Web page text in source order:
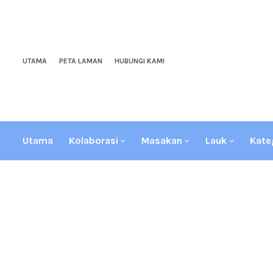
UTAMA PETA LAMAN HUBUNGI KAMI
Utama Kolaborasi Masakan Lauk